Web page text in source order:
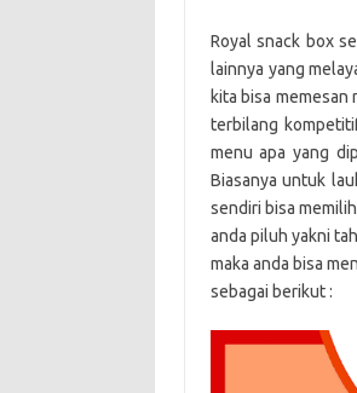
Royal snack box
lainnya yang
kita bisa
terbilang
menu apa yang
Biasanya untuk
sendiri bisa
anda piluh yakni
maka anda bisa
sebagai berikut :